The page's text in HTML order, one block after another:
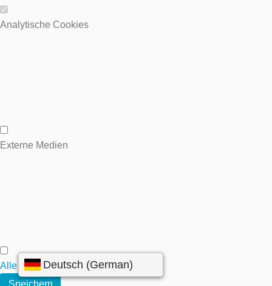
Wesentliche Cookies
Analytische Cookies
Analytische Cookies
Externe Medien
Externe Medien
Alle annehmen
Speichern